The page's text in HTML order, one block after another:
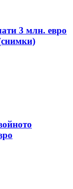
3 млн. евро